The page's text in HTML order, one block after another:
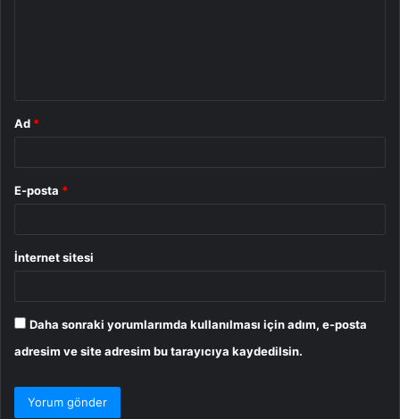
Ad *
E-posta *
İnternet sitesi
Daha sonraki yorumlarımda kullanılması için adım, e-posta
adresim ve site adresim bu tarayıcıya kaydedilsin.